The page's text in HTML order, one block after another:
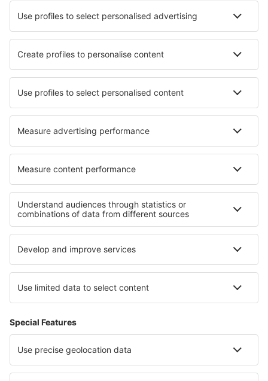
Unterkunft in Oconomowoc Unterkunft in Kranj
Unterkunft in Caspueñas Unterkunft in Muriaé
Die besten Unterkünfte - Regionen
Unterkunft in Sudetes
Unterkunft in Wigierski-Nationalpark Unterkunft in Tatras
Unterkunft in Slowinzischer Nationalpark
Unterkunft in Tennessee Unterkunft auf Koh Samui
Unterkunft auf Sansibar Unterkunft in Dominican Republic
Unterkunft in Kings Canyon National Park